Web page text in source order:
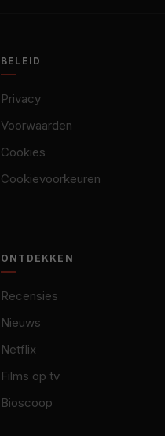
BELEID
Privacy
Voorwaarden
Cookies
Cookievoorkeuren
ONTDEKKEN
Recensies
Nieuws
Netflix
Films op tv
Bioscoop